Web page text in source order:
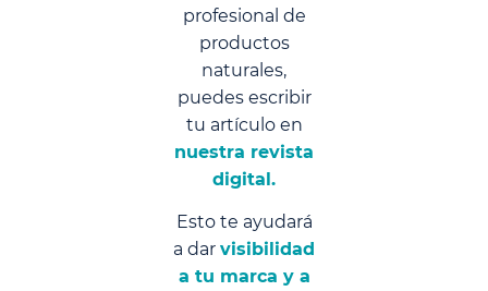
profesional de
productos
naturales,
puedes escribir
tu artículo en
nuestra revista
digital.
Esto te ayudará
a dar visibilidad
a tu marca y a